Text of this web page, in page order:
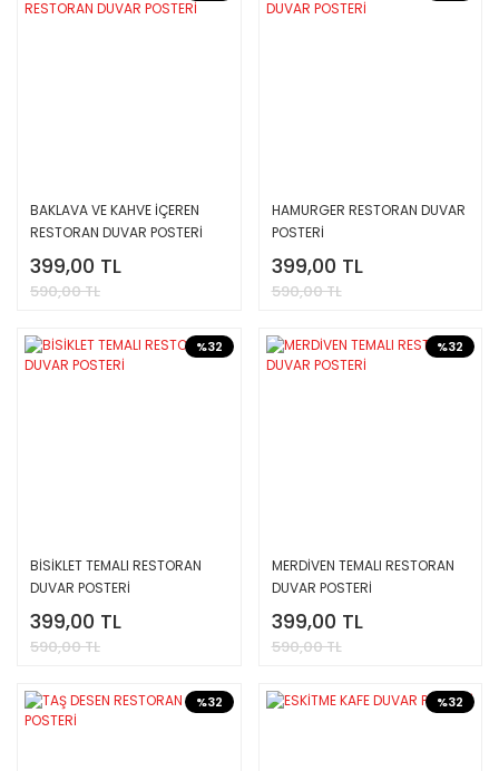
BAKLAVA VE KAHVE İÇEREN
RESTORAN DUVAR POSTERİ
399,00 TL
590,00 TL
HAMURGER RESTORAN DUVAR
POSTERİ
399,00 TL
590,00 TL
%32
BİSİKLET TEMALI RESTORAN
DUVAR POSTERİ
399,00 TL
590,00 TL
%32
MERDİVEN TEMALI RESTORAN
DUVAR POSTERİ
399,00 TL
590,00 TL
%32 %32